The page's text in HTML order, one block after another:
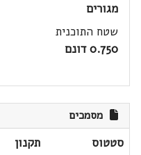
מגורים
שטח התוכנית
0.750 דונם
מסמכים
סטטוס תקנון